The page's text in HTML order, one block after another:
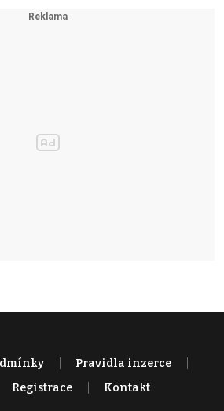
Pravidla inzerce
Registrace Kontakt